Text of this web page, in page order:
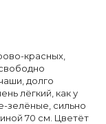
красных,
долго
лёгкий, как у
зелёные, сильно
70 см. Цветёт